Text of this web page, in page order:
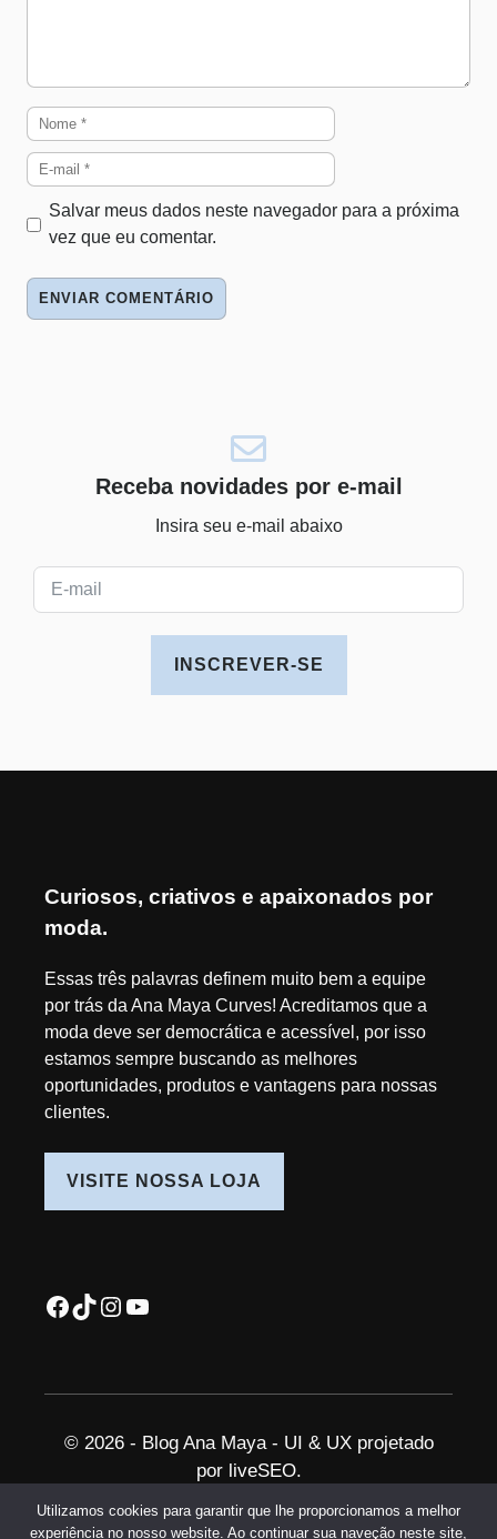
Nome
E-
mail
Salvar meus dados neste navegador para a próxima
vez que eu comentar.
Site
Receba novidades por e-mail
Insira seu e-mail abaixo
INSCREVER-SE
Curiosos, criativos e apaixonados por
moda.
Essas três palavras definem muito bem a equipe
por trás da Ana Maya Curves! Acreditamos que a
moda deve ser democrática e acessível, por isso
estamos sempre buscando as melhores
oportunidades, produtos e vantagens para nossas
clientes.
VISITE NOSSA LOJA
Facebook
TikTok
Instagram
Youtube
© 2026 - Blog Ana Maya - UI & UX projetado
por liveSEO.
Utilizamos cookies para garantir que lhe proporcionamos a melhor
experiência no nosso website. Ao continuar sua naveção neste site,